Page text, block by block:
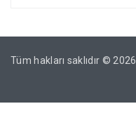
Tüm hakları saklıdır © 2026